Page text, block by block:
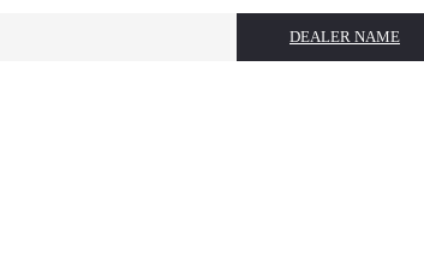
DEALER NAME